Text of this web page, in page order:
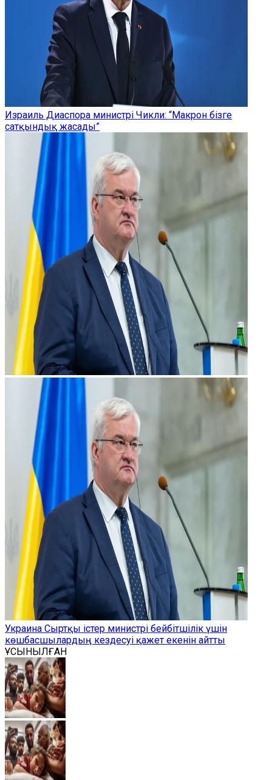
Израиль Диаспора министрі Чикли: “Макрон бізге
сатқындық жасады”
Украина Сыртқы істер министрі бейбітшілік үшін
көшбасшылардың кездесуі қажет екенін айтты
ҰСЫНЫЛҒАН